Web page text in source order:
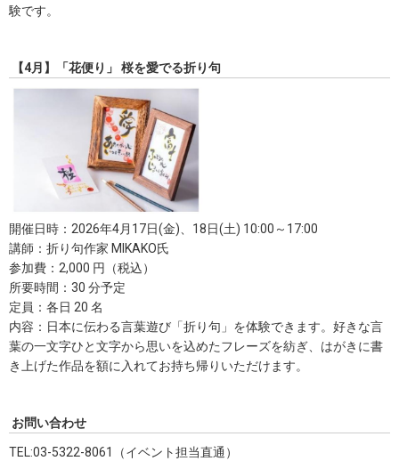
験です。
【4月】「花便り」 桜を愛でる折り句
開催日時：2026年4月17日(金)、18日(土) 10:00～17:00
講師：折り句作家 MIKAKO氏
参加費：2,000 円（税込）
所要時間：30 分予定
定員：各日 20 名
内容：日本に伝わる言葉遊び「折り句」を体験できます。好きな言
葉の一文字ひと文字から思いを込めたフレーズを紡ぎ、はがきに書
き上げた作品を額に入れてお持ち帰りいただけます。
お問い合わせ
TEL:03-5322-8061（イベント担当直通）